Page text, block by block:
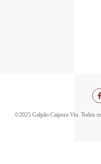
©2025 Galpão Caipora Viu. Todos